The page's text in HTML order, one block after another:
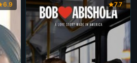
6.9 7.7